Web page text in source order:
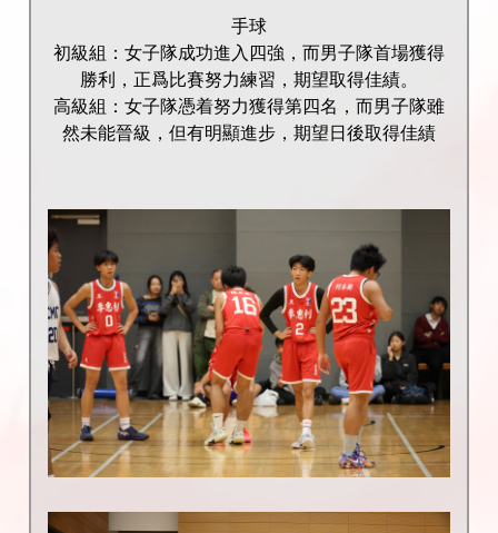
手球
初級組：女子隊成功進入四強，而男子隊首場獲得
勝利，正爲比賽努力練習，期望取得佳績。
高級組：女子隊憑着努力獲得第四名，而男子隊雖
然未能晉級，但有明顯進步，期望日後取得佳績